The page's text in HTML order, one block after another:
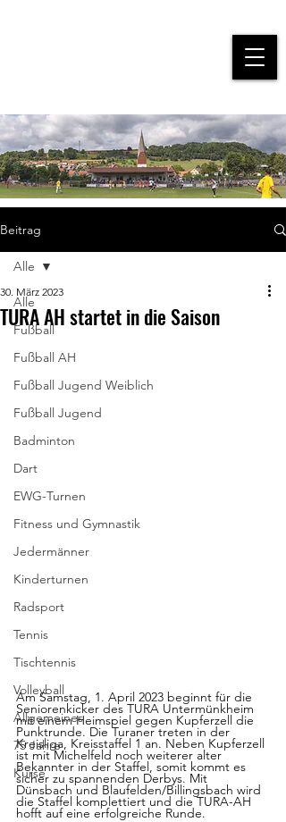
Beitrag
Alle
Fußball
Fußball AH
Fußball Jugend Weiblich
Fußball Jugend
Badminton
Dart
EWG-Turnen
Fitness und Gymnastik
Jedermänner
Kinderturnen
Radsport
Tennis
Tischtennis
Volleyball
Allgemeines
75 Jahre
Kurse
Alle
TURA AH startet in die Saison
30. März 2023
Am Samstag, 1. April 2023 beginnt für die
Seniorenkicker des TURA Untermünkheim
mit einem Heimspiel gegen Kupferzell die
Punktrunde. Die Turaner treten in der
Kreisliga, Kreisstaffel 1 an. Neben Kupferzell
ist mit Michelfeld noch weiterer alter
Bekannter in der Staffel, somit kommt es
sicher zu spannenden Derbys. Mit
Dünsbach und Blaufelden/Billingsbach wird
die Staffel komplettiert und die TURA-AH
hofft auf eine erfolgreiche Runde.